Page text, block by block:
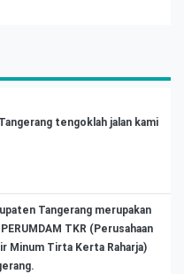
tengoklah jalan kami
Tangerang merupakan
TKR (Perusahaan
Minum Tirta Kerta Raharja)